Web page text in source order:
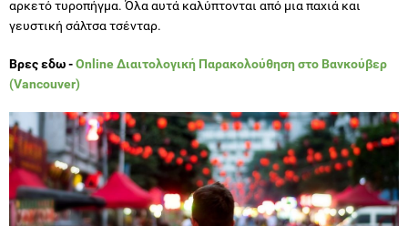
αρκετό τυροπήγμα. Όλα αυτά καλύπτονται από μια παχιά και
γευστική σάλτσα τσένταρ.
Βρες εδω -Online Διαιτολογική Παρακολούθηση στο Βανκούβερ
(Vancouver)